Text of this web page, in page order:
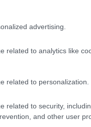
advertising.
related to analytics like
related to personalization.
related to security,
and other user
φάνηκε να την γλιτώνουν